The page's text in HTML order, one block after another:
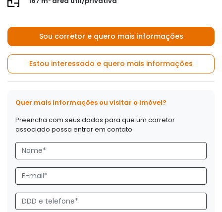
Sou corretor e quero mais informações
Estou interessado e quero mais informações
Quer mais informações ou visitar o imóvel?
Preencha com seus dados para que um corretor
associado possa entrar em contato